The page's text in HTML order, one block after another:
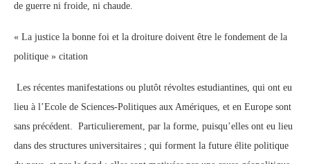
de guerre ni froide, ni chaude.
« La justice la bonne foi et la droiture doivent être le fondement de la
politique » citation
Les récentes manifestations ou plutôt révoltes estudiantines, qui ont eu
lieu à l’Ecole de Sciences-Politiques aux Amériques, et en Europe sont
sans précédent. Particulierement, par la forme, puisqu’elles ont eu lieu
dans des structures universitaires ; qui forment la future élite politique